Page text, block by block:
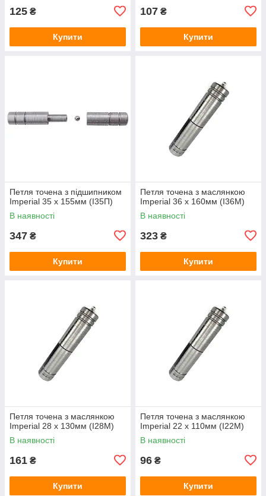
125 ₴
Купити
107 ₴
Купити
Петля точена з підшипником
Imperial 35 x 155мм (I35П)
В наявності
347 ₴
Купити
Петля точена з маслянкою
Imperial 36 x 160мм (I36M)
В наявності
323 ₴
Купити
Петля точена з маслянкою
Imperial 28 x 130мм (I28M)
В наявності
161 ₴
Купити
Петля точена з маслянкою
Imperial 22 x 110мм (I22M)
В наявності
96 ₴
Купити